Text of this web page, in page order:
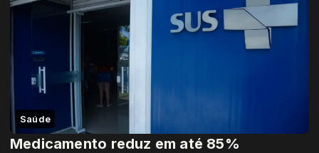
Saúde
Medicamento reduz em até 85%